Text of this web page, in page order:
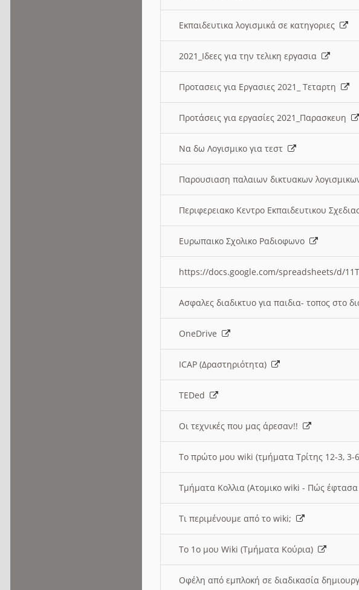
Εκπαιδευτικα λογισμικά σε κατηγοριες
2021_Ιδεες για την τελικη εργασια
Προτασεις για Εργασιες 2021_ Τεταρτη
Προτάσεις για εργασίες 2021_Παρασκευη
Να δω Λογισμικο για τεστ
Παρουσιαση παλαιων δικτυακων
Περιφερειακο Κεντρο Εκπαιδευτικου
Ευρωπαικο Σχολικο Ραδιοφωνο
https://docs.google.com/spreadsheets/d/
Ασφαλες διαδικτυο για παιδια- τοπος στο
OneDrive
ICAP (Δραστηριότητα)
TEDed
Οι τεχνικές που μας άρεσαν!!
Το πρώτο μου wiki (τμήματα Τρίτης 12-3,
Τμήματα Κολλια (Ατομικο wiki - Πώς
Τι περιμένουμε από το wiki;
Το 1ο μου Wiki (Τμήματα Κούρια)
Οφέλη από εμπλοκή σε διαδικασία